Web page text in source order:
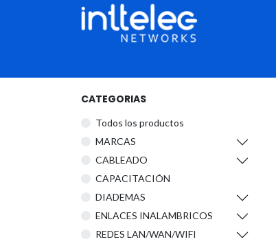
CATEGORIAS
Todos los productos
​MARCAS
CABLEADO
CAPACITACIÓN
DIADEMAS
ENLACES INALAMBRICOS
REDES LAN/WAN/WIFI